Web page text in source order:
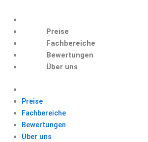
Preise
Fachbereiche
Bewertungen
Über uns
Preise
Fachbereiche
Bewertungen
Über uns